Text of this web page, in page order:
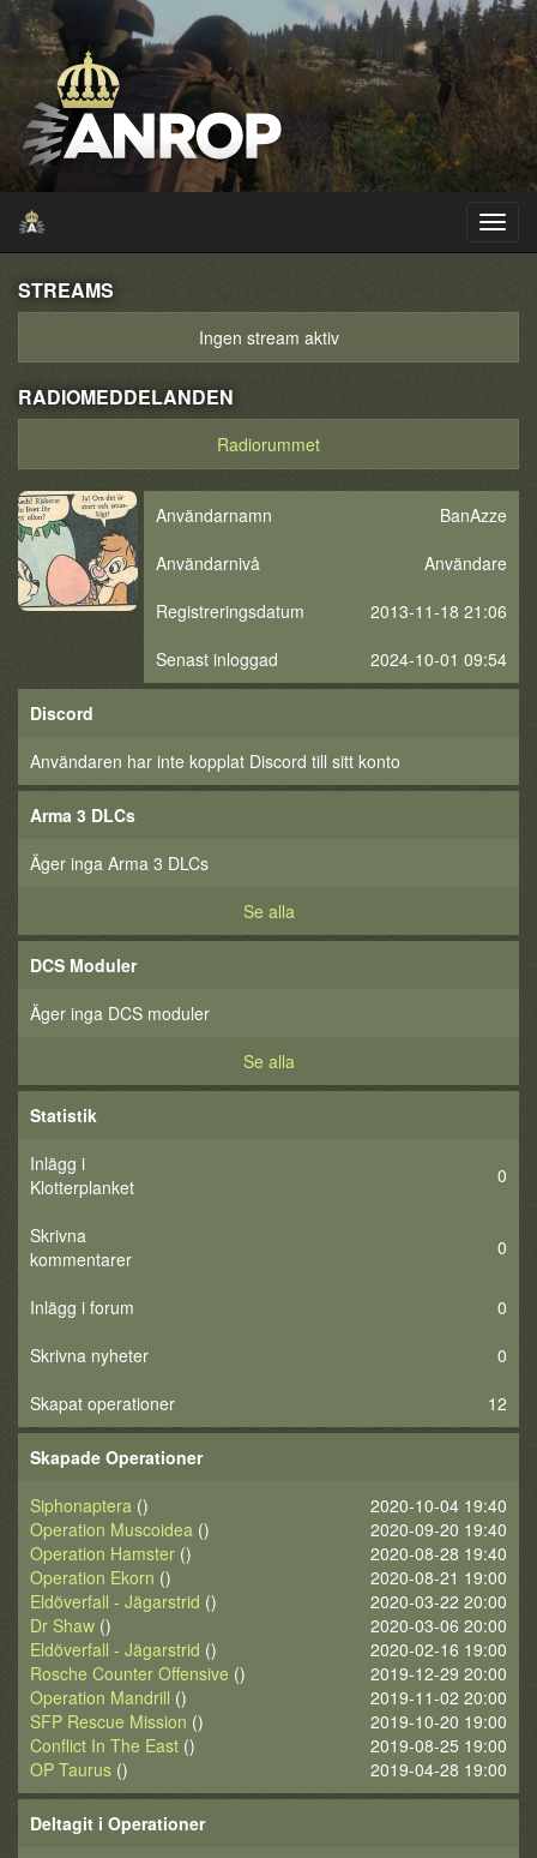
STREAMS
Ingen stream aktiv
RADIOMEDDELANDEN
Radiorummet
Användarnamn
BanAzze
Användarnivå
Användare
Registreringsdatum
2013-11-18 21:06
Senast inloggad
2024-10-01 09:54
Discord
Användaren har inte kopplat Discord till sitt konto
Arma 3 DLCs
Äger inga Arma 3 DLCs
Se alla
DCS Moduler
Äger inga DCS moduler
Se alla
Statistik
Inlägg i
Klotterplanket
0
Skrivna
kommentarer
0
Inlägg i forum
0
Skrivna nyheter
0
Skapat operationer
12
Skapade Operationer
Siphonaptera ()
2020-10-04 19:40
Operation Muscoidea ()
2020-09-20 19:40
Operation Hamster ()
2020-08-28 19:40
Operation Ekorn ()
2020-08-21 19:00
Eldöverfall - Jägarstrid ()
2020-03-22 20:00
Dr Shaw ()
2020-03-06 20:00
Eldöverfall - Jägarstrid ()
2020-02-16 19:00
Rosche Counter Offensive ()
2019-12-29 20:00
Operation Mandrill ()
2019-11-02 20:00
SFP Rescue Mission ()
2019-10-20 19:00
Conflict In The East ()
2019-08-25 19:00
OP Taurus () 2019-04-28 19:00
Deltagit i Operationer